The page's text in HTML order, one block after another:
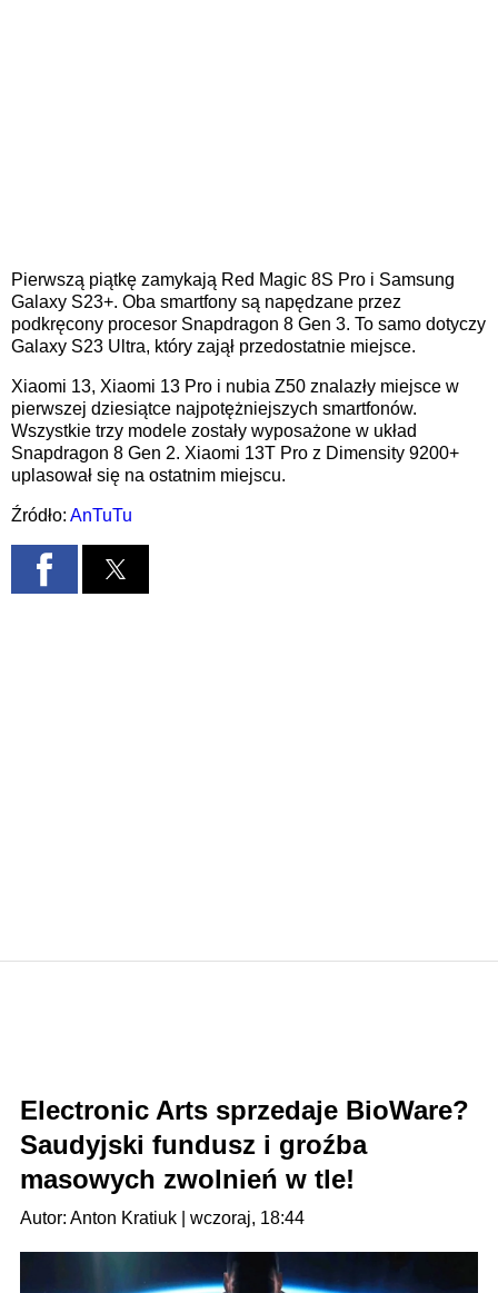
Pierwszą piątkę zamykają Red Magic 8S Pro i Samsung
Galaxy S23+. Oba smartfony są napędzane przez
podkręcony procesor Snapdragon 8 Gen 3. To samo dotyczy
Galaxy S23 Ultra, który zajął przedostatnie miejsce.
Xiaomi 13, Xiaomi 13 Pro i nubia Z50 znalazły miejsce w
pierwszej dziesiątce najpotężniejszych smartfonów.
Wszystkie trzy modele zostały wyposażone w układ
Snapdragon 8 Gen 2. Xiaomi 13T Pro z Dimensity 9200+
uplasował się na ostatnim miejscu.
Źródło: AnTuTu